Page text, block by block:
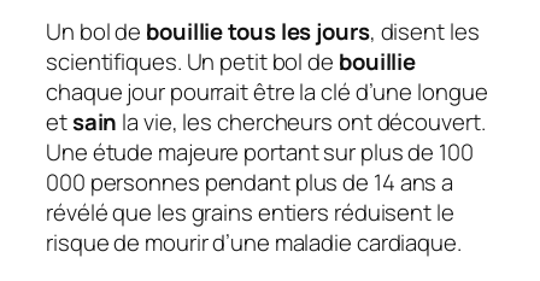
Un bol de bouillie tous les jours, disent les
scientifiques. Un petit bol de bouillie
chaque jour pourrait être la clé d’une longue
etsain la vie, les chercheurs ont découvert.
Une étude majeure portant sur plus de 100
000 personnes pendant plus de 14 ans a
révélé que les grains entiers réduisent le
risque de mourir d’une maladie cardiaque.